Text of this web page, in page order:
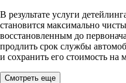
В результате услуги
становится максимально
восстановленным до
продлить срок службы
и сохранить его стоимость
Смотреть еще